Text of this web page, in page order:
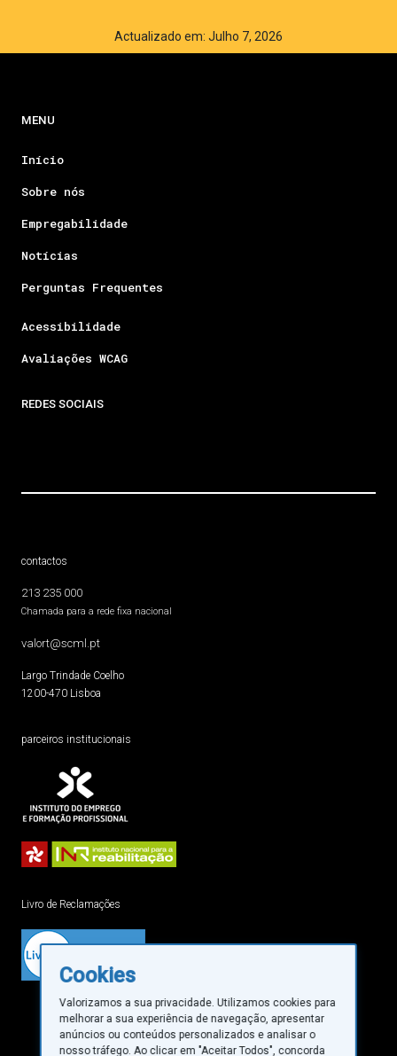
Actualizado em: Julho 7, 2026
MENU
Início
Sobre nós
Empregabilidade
Notícias
Perguntas Frequentes
Acessibilidade
Avaliações WCAG
REDES SOCIAIS
contactos
213 235 000
Chamada para a rede fixa nacional
valort@scml.pt
Largo Trindade Coelho
1200-470 Lisboa
parceiros institucionais
Livro de Reclamações
Cookies
Valorizamos a sua privacidade. Utilizamos cookies para
melhorar a sua experiência de navegação, apresentar
anúncios ou conteúdos personalizados e analisar o
nosso tráfego. Ao clicar em "Aceitar Todos", concorda